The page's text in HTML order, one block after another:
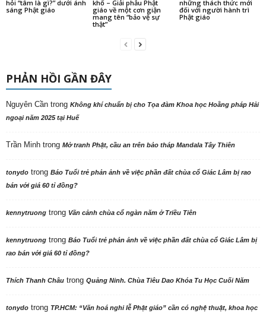
hỏi “tâm là gì?” dưới ánh
sáng Phật giáo
khổ – Giải phẫu Phật
giáo về một cơn giận
mang tên “bảo vệ sự
thật”
những thách thức mới
đối với người hành trì
Phật giáo
PHẢN HỒI GẦN ĐÂY
Nguyên Cần trong Không khí chuẩn bị cho Tọa đàm Khoa học Hoằng pháp Hải
ngoại năm 2025 tại Huế
Trần Minh trong Mở tranh Phật, cầu an trên bảo tháp Mandala Tây Thiên
tonydo trong Báo Tuổi trẻ phản ảnh về việc phần đất chùa cổ Giác Lâm bị rao
bán với giá 60 tỉ đồng?
kennytruong trong Vãn cảnh chùa cổ ngàn năm ở Triều Tiên
kennytruong trong Báo Tuổi trẻ phản ảnh về việc phần đất chùa cổ Giác Lâm bị
rao bán với giá 60 tỉ đồng?
Thích Thanh Châu trong Quảng Ninh. Chùa Tiêu Dao Khóa Tu Học Cuối Năm
tonydo trong TP.HCM: “Văn hoá nghi lễ Phật giáo” cần có nghệ thuật, khoa học